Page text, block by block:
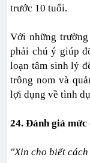
trước 10 tuổi.
Với những
phải chú ý giúp
loạn tâm sinh lý
trông nom và
lợi dụng về tình
24. Đánh giá mức
"Xin cho biết